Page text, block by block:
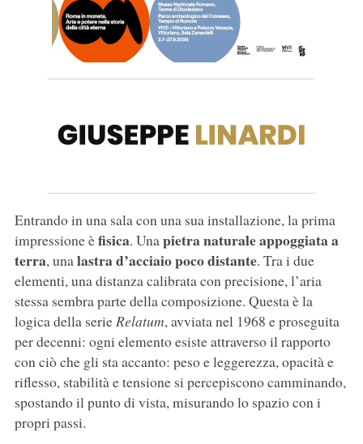
Entrando in una sala con una sua installazione, la prima
impressione èfisica. Unapietra naturale appoggiata a
terra, unalastra d’acciaio poco distante. Tra i due
elementi, una distanza calibrata con precisione, l’aria
stessa sembra parte della composizione. Questa è la
logica della serieRelatum, avviata nel 1968 e proseguita
per decenni: ogni elemento esiste attraverso il rapporto
con ciò che gli sta accanto: peso e leggerezza, opacità e
riflesso, stabilità e tensione si percepiscono camminando,
spostando il punto di vista, misurando lo spazio con i
propri passi.